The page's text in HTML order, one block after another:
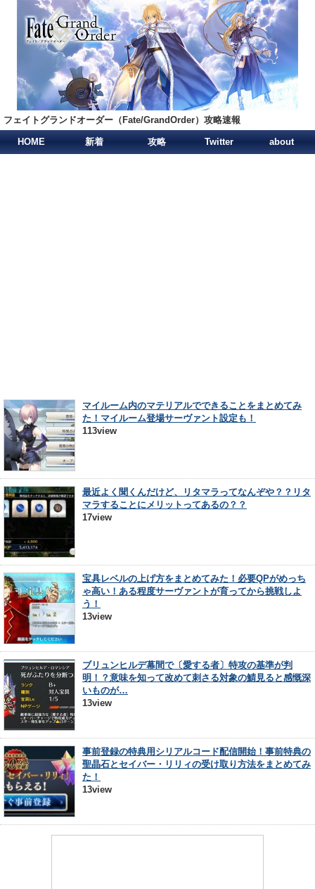
フェイトグランドオーダー（Fate/GrandOrder）攻略速報
HOME 新着 攻略 Twitter about
マイルーム内のマテリアルでできることをまとめてみ
た！マイルーム登場サーヴァント設定も！
113view
最近よく聞くんだけど、リタマラってなんぞや？？リタ
マラすることにメリットってあるの？？
17view
宝具レベルの上げ方をまとめてみた！必要QPがめっち
ゃ高い！ある程度サーヴァントが育ってから挑戦しよ
う！
13view
ブリュンヒルデ幕間で〔愛する者〕特攻の基準が判
明！？意味を知って改めて刺さる対象の鯖見ると感慨深
いものが…
13view
事前登録の特典用シリアルコード配信開始！事前特典の
聖晶石とセイバー・リリィの受け取り方法をまとめてみ
た！
13view